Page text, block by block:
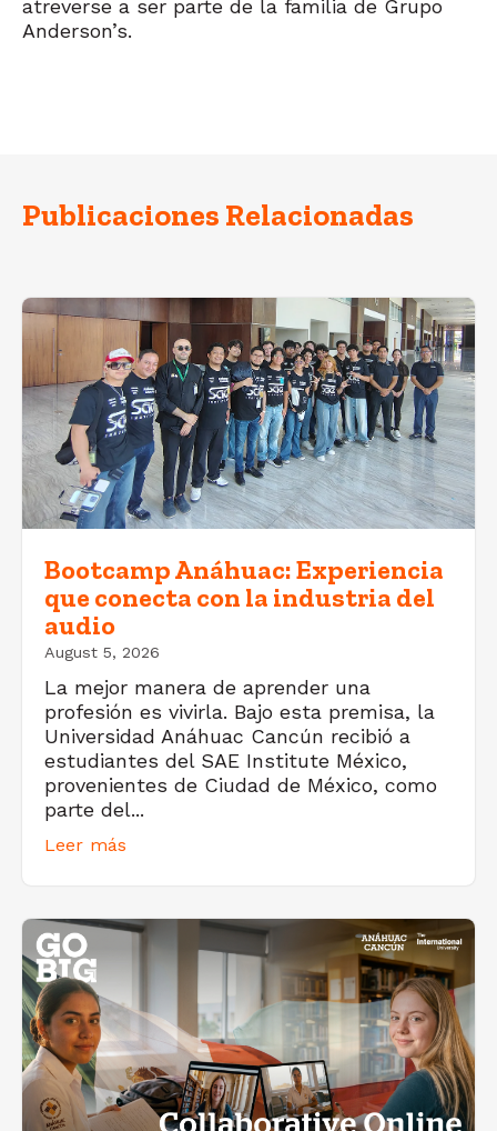
atreverse a ser parte de la familia de Grupo
Anderson’s.
Publicaciones Relacionadas
Bootcamp Anáhuac: Experiencia
que conecta con la industria del
audio
August 5, 2026
La mejor manera de aprender una
profesión es vivirla. Bajo esta premisa, la
Universidad Anáhuac Cancún recibió a
estudiantes del SAE Institute México,
provenientes de Ciudad de México, como
parte del...
Leer más